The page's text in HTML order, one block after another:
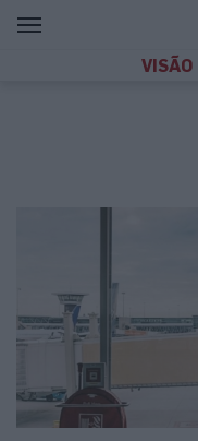
VISÃO